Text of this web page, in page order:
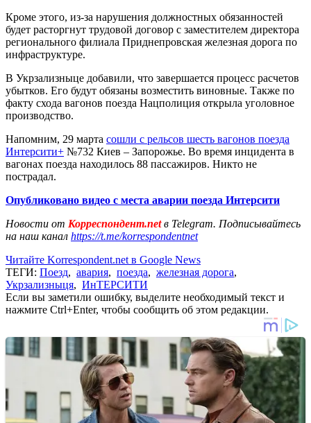
Кроме этого, из-за нарушения должностных обязанностей
будет расторгнут трудовой договор с заместителем директора
регионального филиала Приднепровская железная дорога по
инфраструктуре.
В Укрзализныце добавили, что завершается процесс расчетов
убытков. Его будут обязаны возместить виновные. Также по
факту схода вагонов поезда Нацполиция открыла уголовное
производство.
Напомним, 29 марта сошли с рельсов шесть вагонов поезда
Интерсити+ №732 Киев – Запорожье. Во время инцидента в
вагонах поезда находилось 88 пассажиров. Никто не
пострадал.
Опубликовано видео с места аварии поезда Интерсити
Новости от Корреспондент.netв Telegram. Подписывайтесь
на наш канал https://t.me/korrespondentnet
Читайте Korrespondent.net в Google News
ТЕГИ: Поезд, авария, поезда, железная дорога,
Укрзализныця, ИнТЕРСИТИ
Если вы заметили ошибку, выделите необходимый текст и
нажмите Ctrl+Enter, чтобы сообщить об этом редакции.